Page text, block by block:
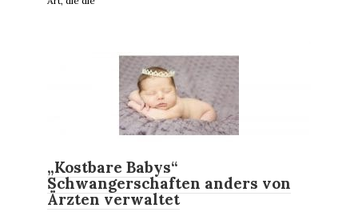
„Kostbare Babys“
Schwangerschaften anders von
Ärzten verwaltet